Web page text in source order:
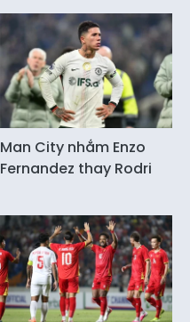
Man City nhắm Enzo
Fernandez thay Rodri